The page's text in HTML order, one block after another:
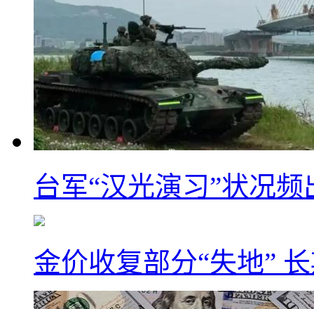
台军“汉光演习”状况
金价收复部分“失地”